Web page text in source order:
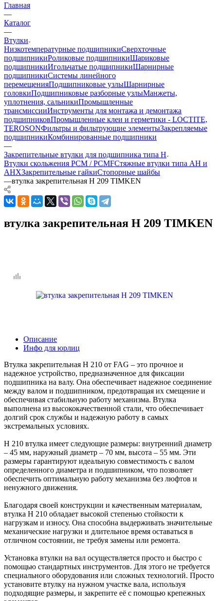
Главная
—
Каталог
—
Втулки
Низкотемпературные подшипникиСверхточные
подшипникиРоликовые подшипникиШариковые
подшипникиИгольчатые подшипникиШарнирные
подшипникиСистемы линейного
перемещенияПодшипниковые узлыШарнирные
головкиПодшипниковые разборные узлыМанжеты,
уплотнения, сальникиПромышленные
трансмиссииИнструменты для монтажа и демонтажа
подшипниковПромышленные клеи и герметики - LOCTITE,
TEROSONФильтры и фильтрующие элементыЗакрепляемые
подшипникиКомбинированные подшипники
—
Закрепительные втулки для подшипника типа H
Втулки скольжения PCM / PCMFСтяжные втулки типа AH и
AHXЗакрепительные гайкиСтопорные шайбы
—втулка закрепительная H 209 TIMKEN
втулка закрепительная H 209 TIMKEN
Описание
Инфо для юрлиц
Втулка закрепительная H 210 от FAG – это прочное и
надежное устройство, предназначенное для фиксации
подшипника на валу. Она обеспечивает надежное соединение
между валом и подшипником, предотвращая их смещение и
обеспечивая стабильную работу механизма. Втулка
выполнена из высококачественной стали, что обеспечивает
долгий срок службы и надежную работу в самых
экстремальных условиях.
H 210 втулка имеет следующие размеры: внутренний диаметр
– 45 мм, наружный диаметр – 70 мм, высота – 55 мм. Эти
размеры гарантируют идеальную совместимость с валом
определенного диаметра и подшипником, что позволяет
обеспечить оптимальную работу механизма без люфтов и
ненужного движения.
Благодаря своей конструкции и качественным материалам,
втулка H 210 обладает высокой степенью стойкости к
нагрузкам и износу. Она способна выдерживать значительные
механические нагрузки и длительное время оставаться в
отличном состоянии, не требуя замены или ремонта.
Установка втулки на вал осуществляется просто и быстро с
помощью стандартных инструментов. Для этого не требуется
специального оборудования или сложных технологий. Просто
установите втулку на нужном участке вала, используя
подходящие размеры, и закрепите её с помощью крепежных